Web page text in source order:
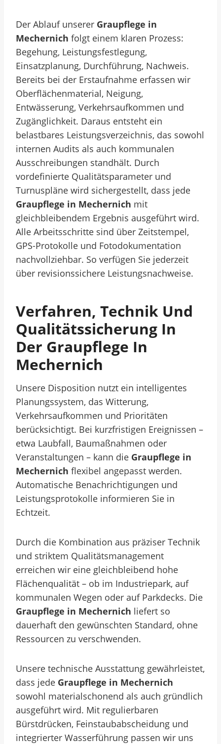
Der Ablauf unserer Graupflege in
Mechernich folgt einem klaren Prozess:
Begehung, Leistungsfestlegung,
Einsatzplanung, Durchführung, Nachweis.
Bereits bei der Erstaufnahme erfassen wir
Oberflächenmaterial, Neigung,
Entwässerung, Verkehrsaufkommen und
Zugänglichkeit. Daraus entsteht ein
belastbares Leistungsverzeichnis, das sowohl
internen Audits als auch kommunalen
Ausschreibungen standhält. Durch
vordefinierte Qualitätsparameter und
Turnuspläne wird sichergestellt, dass jede
Graupflege in Mechernich mit
gleichbleibendem Ergebnis ausgeführt wird.
Alle Arbeitsschritte sind über Zeitstempel,
GPS-Protokolle und Fotodokumentation
nachvollziehbar. So verfügen Sie jederzeit
über revisionssichere Leistungsnachweise.
Verfahren, Technik Und
Qualitätssicherung In
Der Graupflege In
Mechernich
Unsere Disposition nutzt ein intelligentes
Planungssystem, das Witterung,
Verkehrsaufkommen und Prioritäten
berücksichtigt. Bei kurzfristigen Ereignissen –
etwa Laubfall, Baumaßnahmen oder
Veranstaltungen – kann die Graupflege in
Mechernich flexibel angepasst werden.
Automatische Benachrichtigungen und
Leistungsprotokolle informieren Sie in
Echtzeit.
Durch die Kombination aus präziser Technik
und striktem Qualitätsmanagement
erreichen wir eine gleichbleibend hohe
Flächenqualität – ob im Industriepark, auf
kommunalen Wegen oder auf Parkdecks. Die
Graupflege in Mechernich liefert so
dauerhaft den gewünschten Standard, ohne
Ressourcen zu verschwenden.
Unsere technische Ausstattung gewährleistet,
dass jede Graupflege in Mechernich
sowohl materialschonend als auch gründlich
ausgeführt wird. Mit regulierbaren
Bürstdrücken, Feinstaubabscheidung und
integrierter Wasserführung passen wir uns